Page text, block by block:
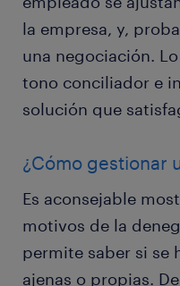
la empresa, y,
una negociación.
tono conciliador e
solución que
¿Cómo gestionar
Es aconsejable
motivos de la
permite saber si se
ajenas o propias.